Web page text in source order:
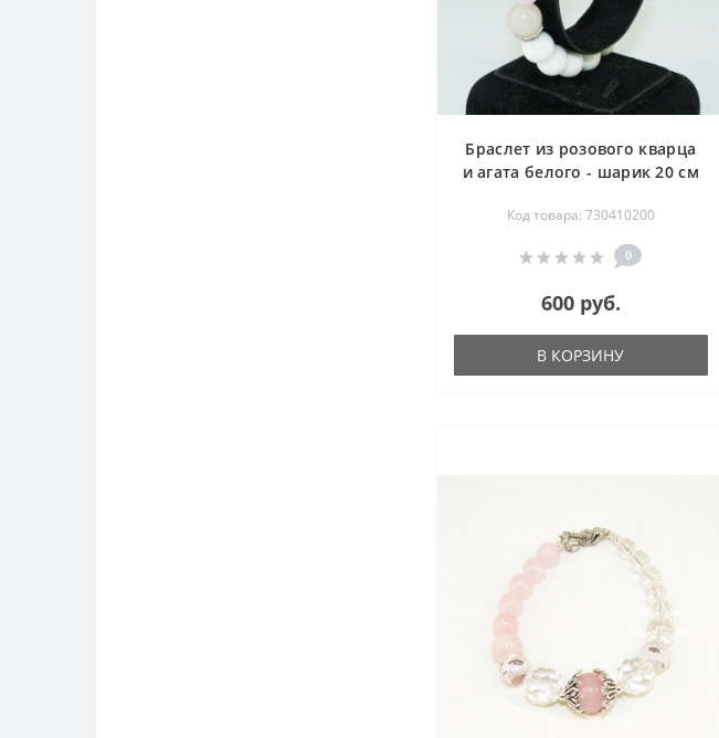
Браслет из розового кварца
и агата белого - шарик 20 см
Код товара: 730410200
0
600 руб.
В КОРЗИНУ